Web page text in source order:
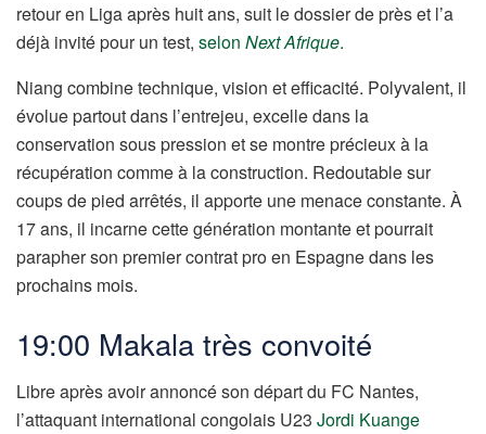
retour en Liga après huit ans, suit le dossier de près et l’a
déjà invité pour un test, selon Next Afrique.
Niang combine technique, vision et efficacité. Polyvalent, il
évolue partout dans l’entrejeu, excelle dans la
conservation sous pression et se montre précieux à la
récupération comme à la construction. Redoutable sur
coups de pied arrêtés, il apporte une menace constante. À
17 ans, il incarne cette génération montante et pourrait
parapher son premier contrat pro en Espagne dans les
prochains mois.
19:00 Makala très convoité
Libre après avoir annoncé son départ du FC Nantes,
l’attaquant international congolais U23 Jordi Kuange